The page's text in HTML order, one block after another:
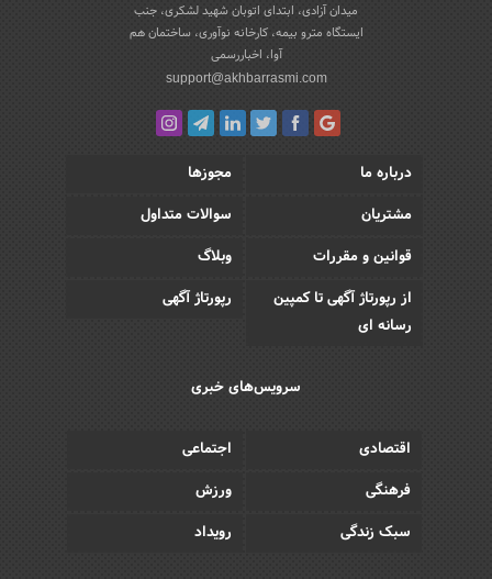
میدان آزادی، ابتدای اتوبان شهید لشکری، جنب
ایستگاه مترو بیمه، کارخانه نوآوری، ساختمان هم
آوا، اخباررسمی
support@akhbarrasmi.com
درباره ما
مجوزها
مشتریان
سوالات متداول
قوانین و مقررات
وبلاگ
از رپورتاژ آگهی تا کمپین
رسانه ای
رپورتاژ آگهی
سرویس‌های خبری
اقتصادی
اجتماعی
فرهنگی
ورزش
سبک زندگی
رویداد